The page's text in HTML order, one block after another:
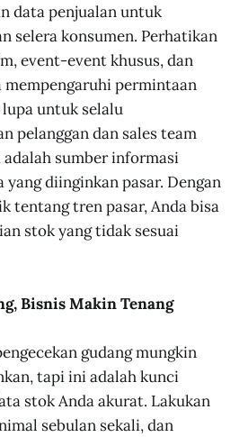
data penjualan untuk
selera konsumen. Perhatikan
event-event khusus, dan
mempengaruhi permintaan
lupa untuk selalu
pelanggan dan sales team
adalah sumber informasi
yang diinginkan pasar. Dengan
tentang tren pasar, Anda bisa
stok yang tidak sesuai
Bisnis Makin Tenang
gudang mungkin
tapi ini adalah kunci
stok Anda akurat. Lakukan
sebulan sekali, dan